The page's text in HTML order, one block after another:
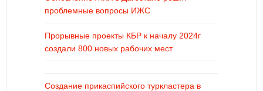
проблемные вопросы ИЖС
Прорывные проекты КБР к началу 2024г
создали 800 новых рабочих мест
Создание прикаспийского туркластера в